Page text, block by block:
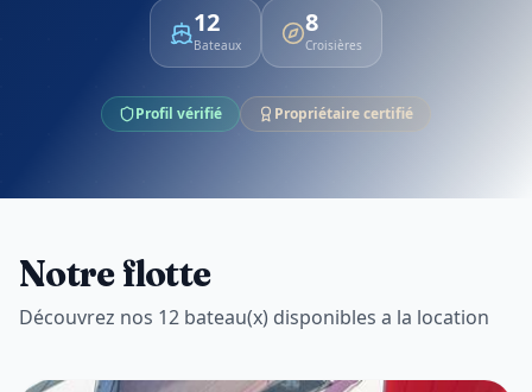
12
Bateaux
8
Croisières
Profil vérifié Propriétaire certifié
Notre flotte
Découvrez nos 12 bateau(x) disponibles a la location